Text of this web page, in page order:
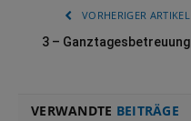
VORHERIGER ARTIKEL
3 – Ganztagesbetreuung
VERWANDTE BEITRÄGE